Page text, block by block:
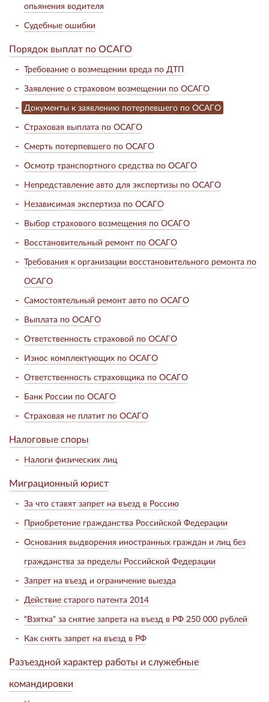
опьянения водителя
Судебные ошибки
Порядок выплат по ОСАГО
Требование о возмещении вреда по ДТП
Заявление о страховом возмещении по ОСАГО
Документы к заявлению потерпевшего по ОСАГО
Страховая выплата по ОСАГО
Смерть потерпевшего по ОСАГО
Осмотр транспортного средства по ОСАГО
Непредставление авто для экспертизы по ОСАГО
Независимая экспертиза по ОСАГО
Выбор страхового возмещения по ОСАГО
Восстановительный ремонт по ОСАГО
Требования к организации восстановительного ремонта по
ОСАГО
Самостоятельный ремонт авто по ОСАГО
Выплата по ОСАГО
Ответственность страховой по ОСАГО
Износ комплектующих по ОСАГО
Ответственность страховщика по ОСАГО
Банк России по ОСАГО
Страховая не платит по ОСАГО
Налоговые споры
Налоги физических лиц
Миграционный юрист
За что ставят запрет на въезд в Россию
Приобретение гражданства Российской Федерации
Основания выдворения иностранных граждан и лиц без
гражданства за пределы Российской Федерации
Запрет на въезд и ограничение выезда
Действие старого патента 2014
"Взятка" за снятие запрета на въезд в РФ 250 000 рублей
Как снять запрет на въезд в РФ
Разъездной характер работы и служебные
командировки